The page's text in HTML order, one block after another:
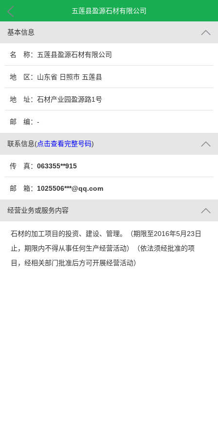
五莲县盈源石材有限公司
基本信息
名 称：五莲县盈源石材有限公司
地 区：山东省 日照市 五莲县
地 址：石材产业园盈源路1号
邮 编：-
联系信息(点击查看完整号码)
传 真： 063355**915
邮 箱： 1025506***@qq.com
经营业务或服务内容
石材的加工项目的投资、建设、管理。（期限至2016年5月23日
止，期限内不得从事任何生产经营活动）（依法须经批准的项
目，经相关部门批准后方可开展经营活动）